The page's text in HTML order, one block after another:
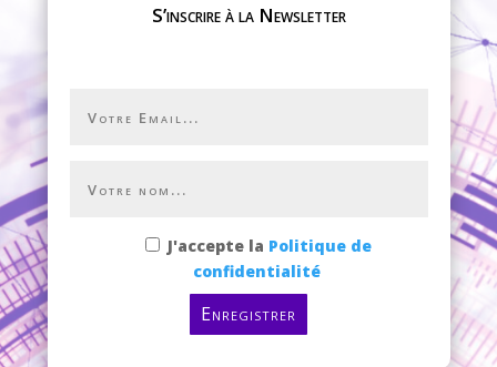
S’inscrire à la Newsletter
J'accepte la Politique de
confidentialité
Enregistrer